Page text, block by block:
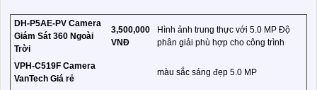
DH-P5AE-PV Camera
Giám Sát 360 Ngoài
Trời
3,500,000
VNĐ
Hình ảnh trung thực với 5.0 MP Độ
phân giải phù hợp cho công trình
VPH-C519F Camera
VanTech Giá rẻ
màu sắc sáng đẹp 5.0 MP